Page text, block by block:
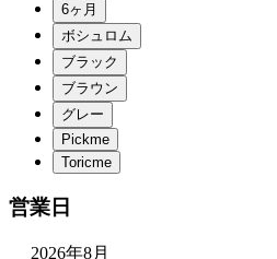
営業日
2026年8月